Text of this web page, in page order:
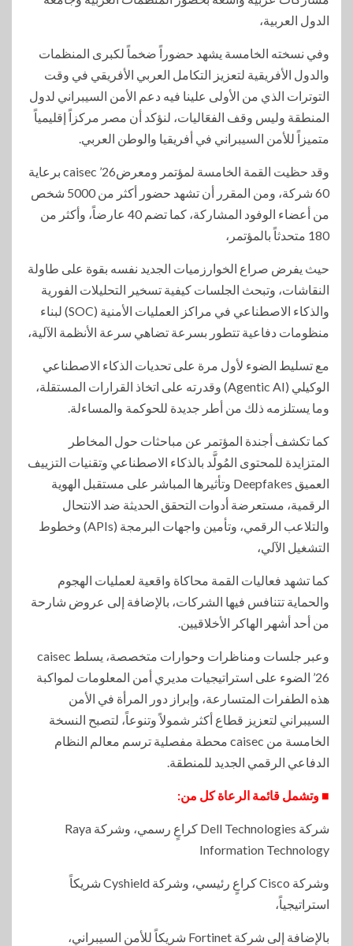
الدول العربية،
وفي نسخته الخامسة يشهد حضوراً ضخماً لكبرى المنظمات
والدول الأفريقية لتعزيز التكامل العربي الأفريقي في وقت
التوترات الذي من الأولى علينا فيه دعم الأمن السيبراني لدول
المنطقة وليس وقف الفعَاليات، لنؤكد أن مصر مركزاً إقليمياً
متميزاً للأمن السيبراني في أفريقيا والوطن العربي.
وقد حظيت القمة الخامسة لمؤتمر ومعرضcaisec ’26 برعاية
60 شركة، ومن المقرر أن تشهد حضور أكثر من 5000 شخص
من أعضاء الوفود المشاركة، كما تضم 40 عارضاً، وأكثر من
180 متحدثاً بالمؤتمر،
حيث يفرض صراع الخوارزميات الجديد نفسه بقوة على طاولة
النقاشات، وتبحث الجلسات كيفية تسخير التحليلات الفورية
والذكاء الاصطناعي في مراكز العمليات الأمنية (SOC) لبناء
منظومات دفاعية تتطور بسرعة تضاهي سرعة الأنظمة الآلية،
مع تسليط الضوء لأول مرة على تحديات الذكاء الاصطناعي
الوكيلي (Agentic AI) وقدرته على اتخاذ القرارات المستقلة،
وما يستلزمه ذلك من أطر جديدة للحوكمة والمساءلة.
كما تكشف أجندة المؤتمر عن مباحثات حول المخاطر
المتزايدة للمحتوى المُولَّد بالذكاء الاصطناعي وتقنيات التزييف
العميق Deepfakes وتأثيرها المباشر على مستقبل الهوية
الرقمية، مستعرضة أدوات التحقق الحديثة ضد الانتحال
والتلاعب الرقمي، وتأمين واجهات البرمجة (APIs) وخطوط
التشغيل الآلي،
كما تشهد فعاليات القمة محاكاة واقعية لعمليات الهجوم
والحماية تتنافس فيها الشركات، بالإضافة إلى عروض شارحة
من أحد أشهر الهاكر الأخلاقيين.
وعبر جلسات ومناظرات وحوارات متخصصة، يسلط caisec
’26 الضوء على استراتيجيات مديري أمن المعلومات لمواكبة
هذه الطفرات المتسارعة، وإبراز دور المرأة في الأمن
السيبراني لتعزيز قطاع أكثر شمولاً وتنوعاً، لتصبح النسخة
الخامسة من caisec محطة مفصلية ترسم معالم النظام
الدفاعي الرقمي الجديد للمنطقة.
■ وتشمل قائمة الرعاة كل من:
شركة Dell Technologies كراعٍ رسمي، وشركة Raya
Information Technology
وشركة Cisco كراعٍ رئيسي، وشركة Cyshield شريكاً
استراتيجياً،
بالإضافة إلى شركة Fortinet شريكاً للأمن السيبراني،